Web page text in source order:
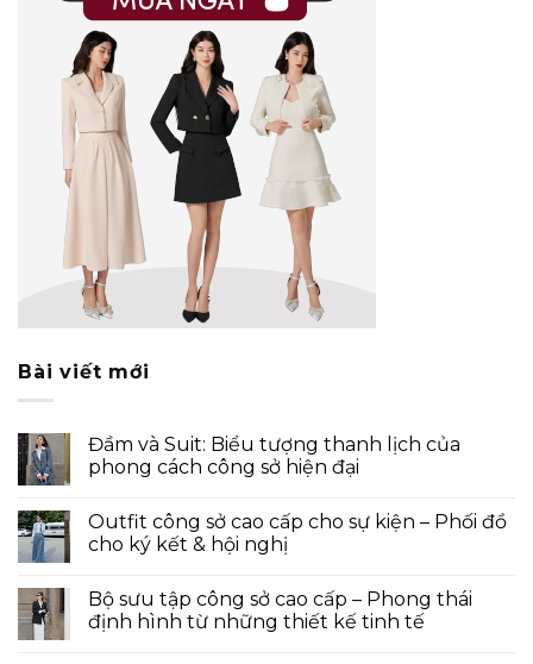
Bài viết mới
Đầm và Suit: Biểu tượng thanh lịch của
phong cách công sở hiện đại
Outfit công sở cao cấp cho sự kiện – Phối đồ
cho ký kết & hội nghị
Bộ sưu tập công sở cao cấp – Phong thái
định hình từ những thiết kế tinh tế